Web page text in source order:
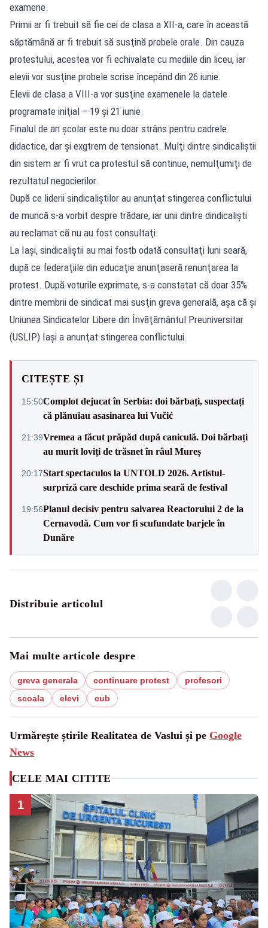
examene.
Primii ar fi trebuit să fie cei de clasa a XII-a, care în această
săptămână ar fi trebuit să susţină probele orale. Din cauza
protestului, acestea vor fi echivalate cu mediile din liceu, iar
elevii vor susţine probele scrise începând din 26 iunie.
Elevii de clasa a VIII-a vor susţine examenele la datele
programate iniţial – 19 şi 21 iunie.
Finalul de an şcolar este nu doar strâns pentru cadrele
didactice, dar şi exgtrem de tensionat. Mulţi dintre sindicaliştii
din sistem ar fi vrut ca protestul să continue, nemulţumiţi de
rezultatul negocierilor.
După ce liderii sindicaliştilor au anunţat stingerea conflictului
de muncă s-a vorbit despre trădare, iar unii dintre dindicalişti
au reclamat că nu au fost consultaţi.
La Iaşi, sindicaliştii au mai fostb odată consultaţi luni seară,
după ce federaţiile din educaţie anunţaseră renunţarea la
protest. După voturile exprimate, s-a constatat că doar 35%
dintre membrii de sindicat mai susţin greva generală, aşa că şi
Uniunea Sindicatelor Libere din Învăţământul Preuniversitar
(USLIP) Iaşi a anunţat stingerea conflictului.
CITEȘTE ȘI
15:50Complot dejucat în Serbia: doi bărbați, suspectați
că plănuiau asasinarea lui Vučić
21:39Vremea a făcut prăpăd după caniculă. Doi bărbați
au murit loviți de trăsnet în râul Mureș
20:17Start spectaculos la UNTOLD 2026. Artistul-
surpriză care deschide prima seară de festival
19:56Planul decisiv pentru salvarea Reactorului 2 de la
Cernavodă. Cum vor fi scufundate barjele în
Dunăre
Distribuie articolul
Mai multe articole despre
greva generala continuare protest
profesori
scoala
elevi cub
Urmărește știrile Realitatea de Vaslui și pe Google
News
CELE MAI CITITE
1